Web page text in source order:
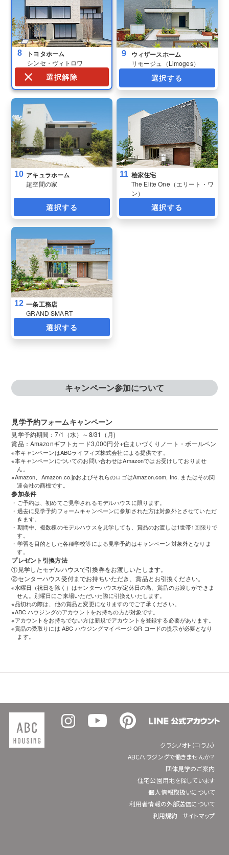
8 トヨタホーム
シンセ・ヴィトロワ
選択解除
9 ウィザースホーム
リモージュ（Limoges）
選択する
10 アキュラホーム
超空間の家
選択する
11 桧家住宅
The Elite One（エリート・ワ
ン）
選択する
12 一条工務店
GRAND SMART
選択する
キャンペーン参加について
見学予約フォームキャンペーン
見学予約期間：7/1（水）～8/31（月)
賞品：Amazonギフトカード3,000円分+住まいづくりノート・ボールペン
※本キャンペーンはABCライフィズ株式会社による提供です。
※本キャンペーンについてのお問い合わせはAmazonではお受けしておりませ
ん。
※Amazon、Amazon.co.jpおよびそれらのロゴはAmazon.com, Inc. またはその関
連会社の商標です。
参加条件
・ご予約は、初めてご見学されるモデルハウスに限ります。
・過去に見学予約フォームキャンペーンに参加された方は対象外とさせていただ
きます。
・期間中、複数棟のモデルハウスを見学しても、賞品のお渡しは1世帯1回限りで
す。
・学習を目的とした各種学校等による見学予約はキャンペーン対象外となりま
す。
プレゼント引換方法
①見学したモデルハウスで引換券をお渡しいたします。
②センターハウス受付までお持ちいただき、賞品とお引換ください。
※水曜日（祝日を除く）はセンターハウスが定休日の為、賞品のお渡しができま
せん。別曜日にご来場いただいた際に引換えいたします。
※品切れの際は、他の賞品と変更になりますのでご了承ください。
※ABC ハウジングのアカウントをお持ちの方が対象です。
※アカウントをお持ちでない方は新規でアカウントを登録する必要があります。
※賞品の受取りには ABC ハウジングマイページ QR コードの提示が必要となり
ます。
クラシノオト（コラム）
ABCハウジングで働きませんか？
団体見学のご案内
住宅公園用地を探しています
個人情報取扱いについて
利用者情報の外部送信について
利用規約
サイトマップ